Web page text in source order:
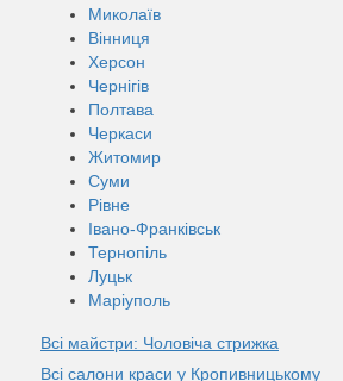
Миколаїв
Вінниця
Херсон
Чернігів
Полтава
Черкаси
Житомир
Суми
Рівне
Івано-Франківськ
Тернопіль
Луцьк
Маріуполь
Всі майстри: Чоловіча стрижка
Всі салони краси у Кропивницькому